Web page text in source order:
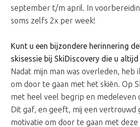
september t/m april. In
soms zelfs 2x per week!
Kunt u een bijzondere herinnering
skisessie bij SkiDiscovery die u altijd
Nadat mijn man was overleden, heb
om door te gaan met het skiën. Op
met heel veel begrip en medeleven
Dit gaf, en geeft, mij een vertrouwd
motivatie om door te gaan met